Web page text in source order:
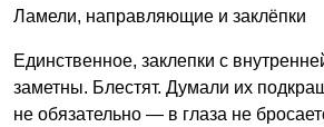
Ламели, направляющие и заклёпки
Единственное, заклепки с
заметны. Блестят. Думали их
не обязательно — в глаза не